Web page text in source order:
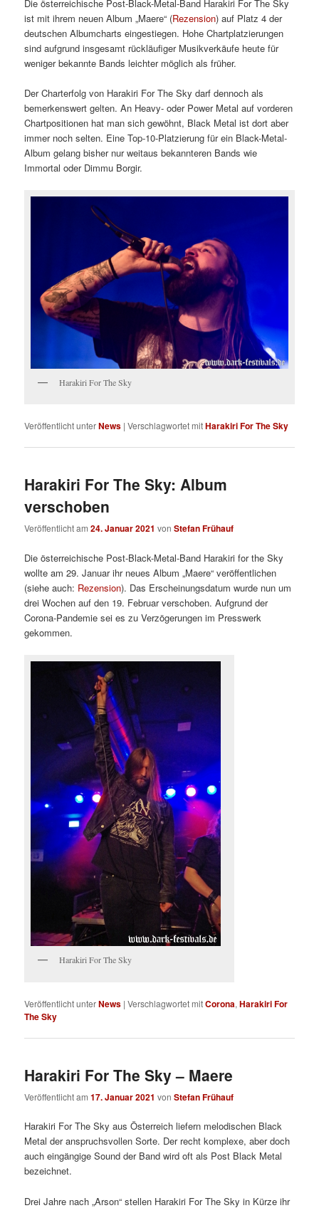
Die österreichische Post-Black-Metal-Band Harakiri For The Sky
ist mit ihrem neuen Album „Maere“ (Rezension) auf Platz 4 der
deutschen Albumcharts eingestiegen. Hohe Chartplatzierungen
sind aufgrund insgesamt rückläufiger Musikverkäufe heute für
weniger bekannte Bands leichter möglich als früher.
Der Charterfolg von Harakiri For The Sky darf dennoch als
bemerkenswert gelten. An Heavy- oder Power Metal auf vorderen
Chartpositionen hat man sich gewöhnt, Black Metal ist dort aber
immer noch selten. Eine Top-10-Platzierung für ein Black-Metal-
Album gelang bisher nur weitaus bekannteren Bands wie
Immortal oder Dimmu Borgir.
Harakiri For The Sky
Veröffentlicht unterNews |Verschlagwortet mitHarakiri For The Sky
Harakiri For The Sky: Album
verschoben
Veröffentlicht am24. Januar 2021 vonStefan Frühauf
Die österreichische Post-Black-Metal-Band Harakiri for the Sky
wollte am 29. Januar ihr neues Album „Maere“ veröffentlichen
(siehe auch: Rezension). Das Erscheinungsdatum wurde nun um
drei Wochen auf den 19. Februar verschoben. Aufgrund der
Corona-Pandemie sei es zu Verzögerungen im Presswerk
gekommen.
Harakiri For The Sky
Veröffentlicht unterNews |Verschlagwortet mitCorona,Harakiri For
The Sky
Harakiri For The Sky – Maere
Veröffentlicht am17. Januar 2021 vonStefan Frühauf
Harakiri For The Sky aus Österreich liefern melodischen Black
Metal der anspruchsvollen Sorte. Der recht komplexe, aber doch
auch eingängige Sound der Band wird oft als Post Black Metal
bezeichnet.
Drei Jahre nach „Arson“ stellen Harakiri For The Sky in Kürze ihr